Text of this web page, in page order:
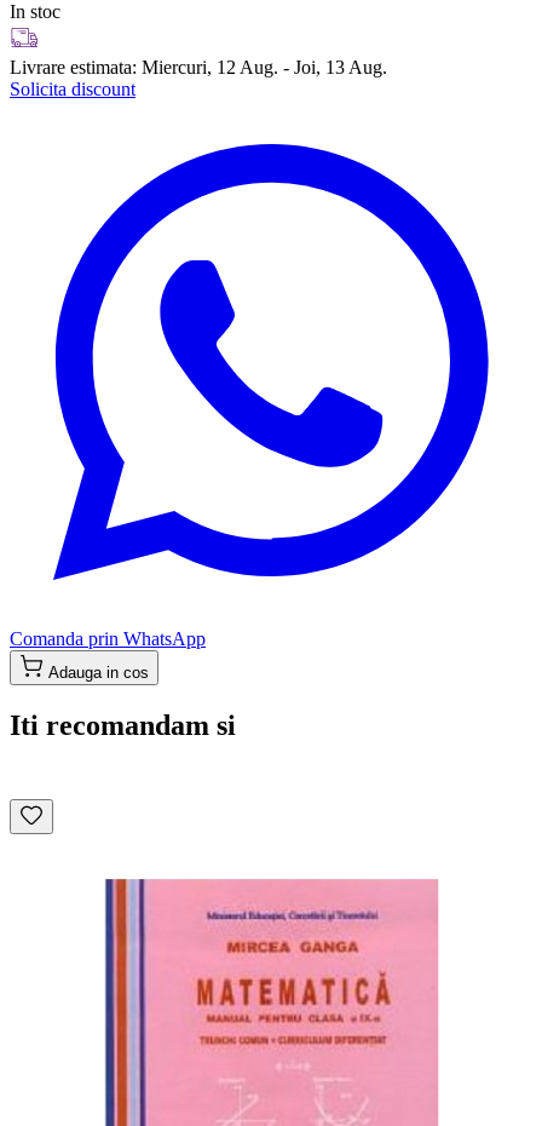
In stoc
Livrare estimata: Miercuri, 12 Aug. - Joi, 13 Aug.
Solicita discount
Comanda prin WhatsApp
Adauga in cos
Iti recomandam si